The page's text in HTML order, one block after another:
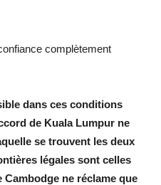
complètement
dans ces conditions
de Kuala Lumpur ne
se trouvent les deux
légales sont celles
ne réclame que